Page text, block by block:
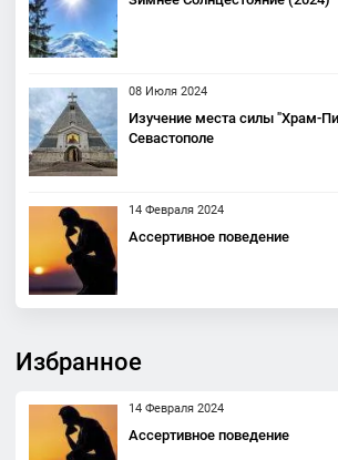
08 Июля 2024
Изучение места силы "Храм-
Севастополе
14 Февраля 2024
Ассертивное поведение
Избранное
14 Февраля 2024
Ассертивное поведение